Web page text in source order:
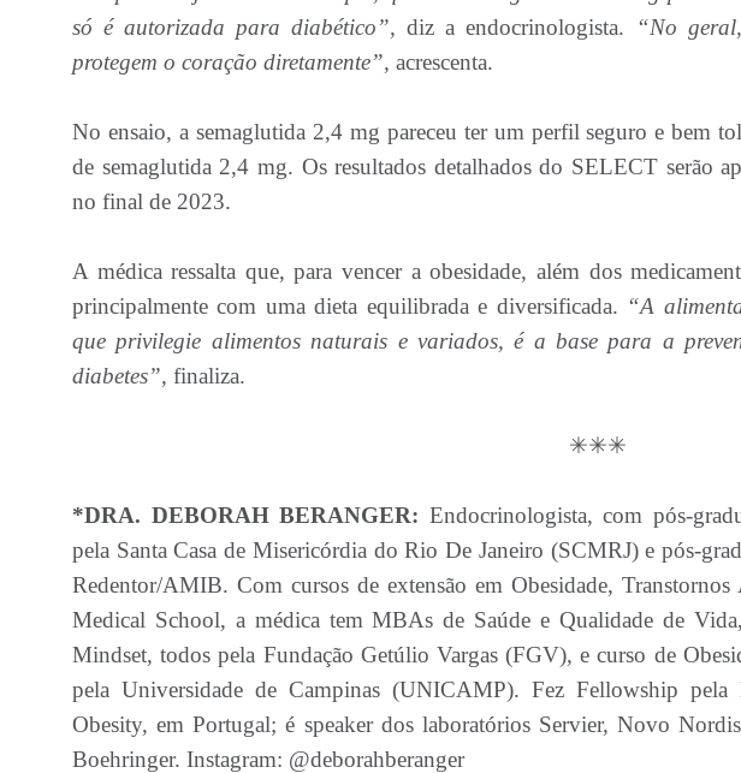
só é autorizada para diabético”, diz a endocrinologista. “No
protegem o coração diretamente”, acrescenta.
No ensaio, a semaglutida 2,4 mg pareceu ter um perfil seguro e bem
de semaglutida 2,4 mg. Os resultados detalhados do SELECT serão
no final de 2023.
A médica ressalta que, para vencer a obesidade, além dos
principalmente com uma dieta equilibrada e diversificada. “A
que privilegie alimentos naturais e variados, é a base para a
diabetes”, finaliza.
✳✳✳
*DRA. DEBORAH BERANGER: Endocrinologista, com pós-
pela Santa Casa de Misericórdia do Rio De Janeiro (SCMRJ) e pós-
Redentor/AMIB. Com cursos de extensão em Obesidade, Transtornos
Medical School, a médica tem MBAs de Saúde e Qualidade de
Mindset, todos pela Fundação Getúlio Vargas (FGV), e curso de
pela Universidade de Campinas (UNICAMP). Fez Fellowship
Obesity, em Portugal; é speaker dos laboratórios Servier, Novo
Boehringer. Instagram: @deborahberanger